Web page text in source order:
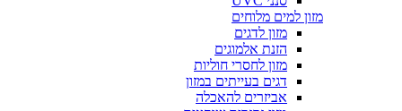
מזון למים מלוחים
מזון לדגים
הזנת אלמוגים
מזון לחסרי חוליות
דגים בעייתים במזון
אביזרים להאכלה